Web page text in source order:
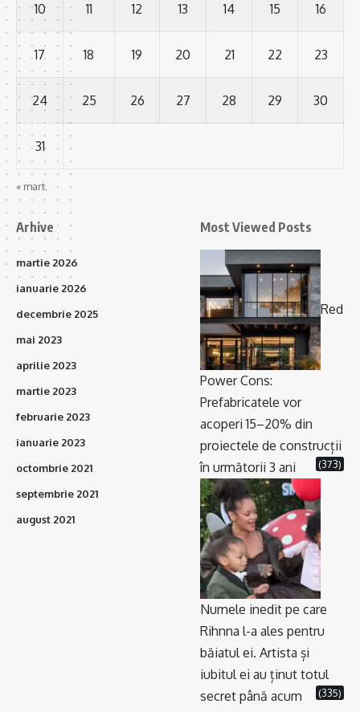
10 11 12 13 14 15 16
17 18 19 20 21 22 23
24 25 26 27 28 29 30
31
« mart.
Arhive
martie 2026
ianuarie 2026
decembrie 2025
mai 2023
aprilie 2023
martie 2023
februarie 2023
ianuarie 2023
octombrie 2021
septembrie 2021
august 2021
Most Viewed Posts
Red
Power Cons:
Prefabricatele vor
acoperi 15–20% din
proiectele de construcții
în următorii 3 ani
(373)
Numele inedit pe care
Rihnna l-a ales pentru
băiatul ei. Artista și
iubitul ei au ținut totul
secret până acum
(335)